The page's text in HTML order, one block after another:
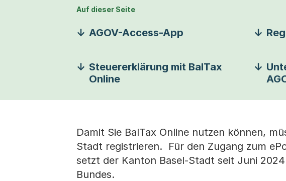
Auf dieser Seite
AGOV-Access-App
Steuererklärung mit BalTax
Online
Damit Sie BalTax Online nutzen können,
Stadt registrieren. Für den Zugang zum
setzt der Kanton Basel-Stadt seit Juni
Bundes.